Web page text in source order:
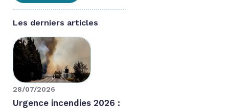
Les derniers articles
28/07/2026
Urgence incendies 2026 :